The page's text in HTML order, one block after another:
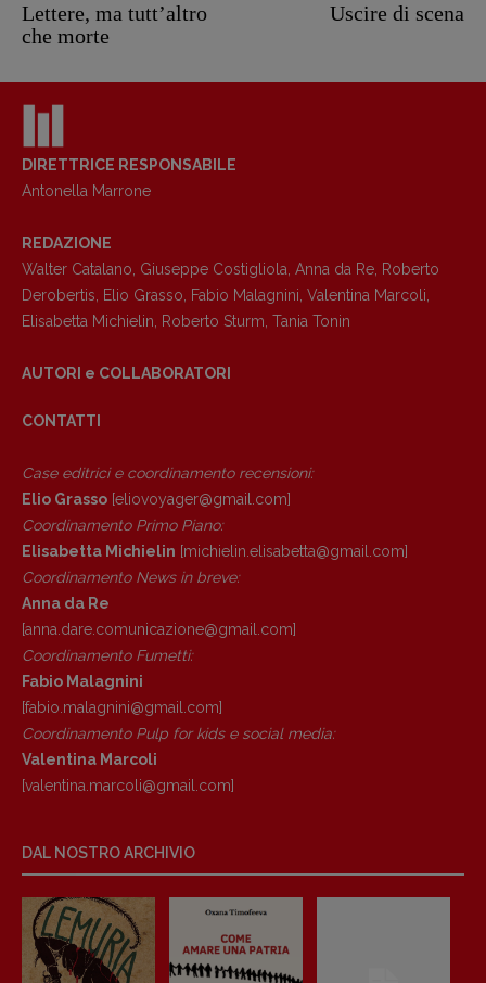
Copyright © 2018 – 2023 Pulp Magazine –
Associazione Pulp Magazine – registrazione
Tribunale Milano n° 5864/2023 – cod. fis.
97943720157 –
Lettere, ma tutt’altro
che morte
Uscire di scena
DIRETTRICE RESPONSABILE
Antonella Marrone
REDAZIONE
Walter Catalano, Giuseppe Costigliola, Anna da Re, Roberto
Derobertis, Elio Grasso, Fabio Malagnini, Valentina Marcoli,
Elisabetta Michielin, Roberto Sturm, Tania Tonin
AUTORI e COLLABORATORI
CONTATTI
Case editrici e coordinamento recensioni:
Elio Grasso [eliovoyager@gmail.com]
Coordinamento Primo Piano:
Elisabetta Michielin [michielin.elisabetta@gmail.com]
Coordinamento News in breve:
Anna da Re
[anna.dare.comunicazione@gmail.com]
Coordinamento Fumetti:
Fabio Malagnini
[fabio.malagnini@gmail.com]
Coordinamento Pulp for kids e social media:
Valentina Marcoli
[valentina.marcoli@gmail.com]
DAL NOSTRO ARCHIVIO